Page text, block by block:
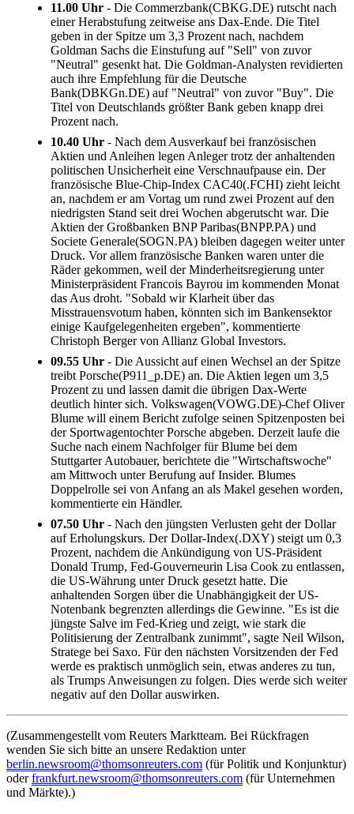
11.00 Uhr - Die Commerzbank(CBKG.DE) rutscht nach
einer Herabstufung zeitweise ans Dax-Ende. Die Titel
geben in der Spitze um 3,3 Prozent nach, nachdem
Goldman Sachs die Einstufung auf "Sell" von zuvor
"Neutral" gesenkt hat. Die Goldman-Analysten revidierten
auch ihre Empfehlung für die Deutsche
Bank(DBKGn.DE) auf "Neutral" von zuvor "Buy". Die
Titel von Deutschlands größter Bank geben knapp drei
Prozent nach.
10.40 Uhr - Nach dem Ausverkauf bei französischen
Aktien und Anleihen legen Anleger trotz der anhaltenden
politischen Unsicherheit eine Verschnaufpause ein. Der
französische Blue-Chip-Index CAC40(.FCHI) zieht leicht
an, nachdem er am Vortag um rund zwei Prozent auf den
niedrigsten Stand seit drei Wochen abgerutscht war. Die
Aktien der Großbanken BNP Paribas(BNPP.PA) und
Societe Generale(SOGN.PA) bleiben dagegen weiter unter
Druck. Vor allem französische Banken waren unter die
Räder gekommen, weil der Minderheitsregierung unter
Ministerpräsident Francois Bayrou im kommenden Monat
das Aus droht. "Sobald wir Klarheit über das
Misstrauensvotum haben, könnten sich im Bankensektor
einige Kaufgelegenheiten ergeben", kommentierte
Christoph Berger von Allianz Global Investors.
09.55 Uhr - Die Aussicht auf einen Wechsel an der Spitze
treibt Porsche(P911_p.DE) an. Die Aktien legen um 3,5
Prozent zu und lassen damit die übrigen Dax-Werte
deutlich hinter sich. Volkswagen(VOWG.DE)-Chef Oliver
Blume will einem Bericht zufolge seinen Spitzenposten bei
der Sportwagentochter Porsche abgeben. Derzeit laufe die
Suche nach einem Nachfolger für Blume bei dem
Stuttgarter Autobauer, berichtete die "Wirtschaftswoche"
am Mittwoch unter Berufung auf Insider. Blumes
Doppelrolle sei von Anfang an als Makel gesehen worden,
kommentierte ein Händler.
07.50 Uhr - Nach den jüngsten Verlusten geht der Dollar
auf Erholungskurs. Der Dollar-Index(.DXY) steigt um 0,3
Prozent, nachdem die Ankündigung von US-Präsident
Donald Trump, Fed-Gouverneurin Lisa Cook zu entlassen,
die US-Währung unter Druck gesetzt hatte. Die
anhaltenden Sorgen über die Unabhängigkeit der US-
Notenbank begrenzten allerdings die Gewinne. "Es ist die
jüngste Salve im Fed-Krieg und zeigt, wie stark die
Politisierung der Zentralbank zunimmt", sagte Neil Wilson,
Stratege bei Saxo. Für den nächsten Vorsitzenden der Fed
werde es praktisch unmöglich sein, etwas anderes zu tun,
als Trumps Anweisungen zu folgen. Dies werde sich weiter
negativ auf den Dollar auswirken.
(Zusammengestellt vom Reuters Marktteam. Bei Rückfragen
wenden Sie sich bitte an unsere Redaktion unter
berlin.newsroom@thomsonreuters.com (für Politik und Konjunktur)
oderfrankfurt.newsroom@thomsonreuters.com (für Unternehmen
und Märkte).)